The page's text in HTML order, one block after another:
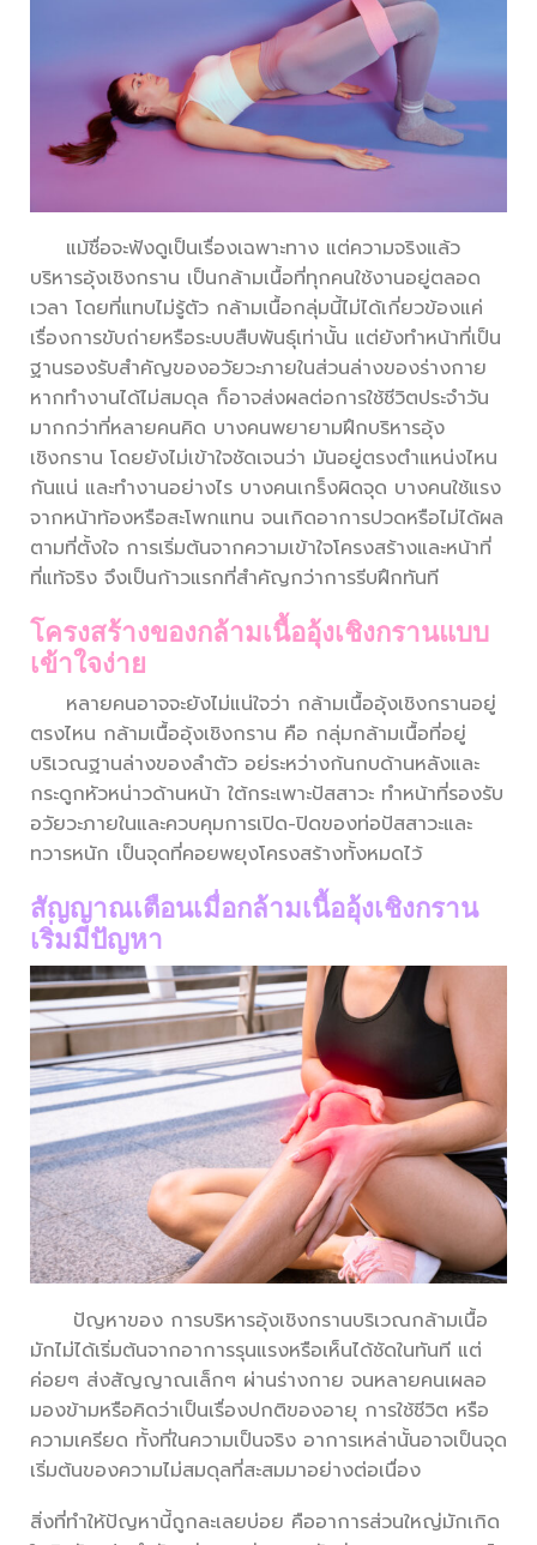
แม้ชื่อจะฟังดูเป็นเรื่องเฉพาะทาง แต่ความจริงแล้ว
บริหารอุ้งเชิงกราน เป็นกล้ามเนื้อที่ทุกคนใช้งานอยู่ตลอด
เวลา โดยที่แทบไม่รู้ตัว กล้ามเนื้อกลุ่มนี้ไม่ได้เกี่ยวข้องแค่
เรื่องการขับถ่ายหรือระบบสืบพันธุ์เท่านั้น แต่ยังทำหน้าที่เป็น
ฐานรองรับสำคัญของอวัยวะภายในส่วนล่างของร่างกาย
หากทำงานได้ไม่สมดุล ก็อาจส่งผลต่อการใช้ชีวิตประจำวัน
มากกว่าที่หลายคนคิด บางคนพยายามฝึกบริหารอุ้ง
เชิงกราน โดยยังไม่เข้าใจชัดเจนว่า มันอยู่ตรงตำแหน่งไหน
กันแน่ และทำงานอย่างไร บางคนเกร็งผิดจุด บางคนใช้แรง
จากหน้าท้องหรือสะโพกแทน จนเกิดอาการปวดหรือไม่ได้ผล
ตามที่ตั้งใจ การเริ่มต้นจากความเข้าใจโครงสร้างและหน้าที่
ที่แท้จริง จึงเป็นก้าวแรกที่สำคัญกว่าการรีบฝึกทันที
โครงสร้างของกล้ามเนื้ออุ้งเชิงกรานแบบ
เข้าใจง่าย
หลายคนอาจจะยังไม่แน่ใจว่า กล้ามเนื้ออุ้งเชิงกรานอยู่
ตรงไหน กล้ามเนื้ออุ้งเชิงกราน คือ กลุ่มกล้ามเนื้อที่อยู่
บริเวณฐานล่างของลำตัว อย่ระหว่างก้นกบด้านหลังและ
กระดูกหัวหน่าวด้านหน้า ใต้กระเพาะปัสสาวะ ทำหน้าที่รองรับ
อวัยวะภายในและควบคุมการเปิด-ปิดของท่อปัสสาวะและ
ทวารหนัก เป็นจุดที่คอยพยุงโครงสร้างทั้งหมดไว้
สัญญาณเตือนเมื่อกล้ามเนื้ออุ้งเชิงกราน
เริ่มมีปัญหา
ปัญหาของ การบริหารอุ้งเชิงกรานบริเวณกล้ามเนื้อ
มักไม่ได้เริ่มต้นจากอาการรุนแรงหรือเห็นได้ชัดในทันที แต่
ค่อยๆ ส่งสัญญาณเล็กๆ ผ่านร่างกาย จนหลายคนเผลอ
มองข้ามหรือคิดว่าเป็นเรื่องปกติของอายุ การใช้ชีวิต หรือ
ความเครียด ทั้งที่ในความเป็นจริง อาการเหล่านั้นอาจเป็นจุด
เริ่มต้นของความไม่สมดุลที่สะสมมาอย่างต่อเนื่อง
สิ่งที่ทำให้ปัญหานี้ถูกละเลยบ่อย คืออาการส่วนใหญ่มักเกิด